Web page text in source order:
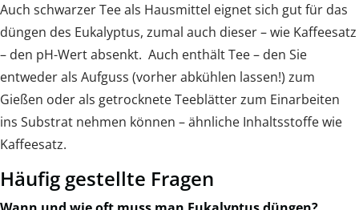
Auch schwarzer Tee als Hausmittel eignet sich gut für das
düngen des Eukalyptus, zumal auch dieser – wie Kaffeesatz
– den pH-Wert absenkt. Auch enthält Tee – den Sie
entweder als Aufguss (vorher abkühlen lassen!) zum
Gießen oder als getrocknete Teeblätter zum Einarbeiten
ins Substrat nehmen können – ähnliche Inhaltsstoffe wie
Kaffeesatz.
Häufig gestellte Fragen